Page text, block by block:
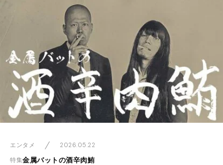
エンタメ 2026.05.22
特集金属バットの酒辛肉鮪